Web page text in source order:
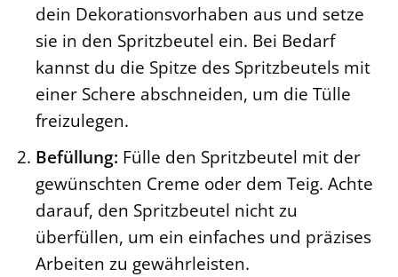
dein Dekorationsvorhaben aus und setze
sie in den Spritzbeutel ein. Bei Bedarf
kannst du die Spitze des Spritzbeutels mit
einer Schere abschneiden, um die Tülle
freizulegen.
Befüllung: Fülle den Spritzbeutel mit der
gewünschten Creme oder dem Teig. Achte
darauf, den Spritzbeutel nicht zu
überfüllen, um ein einfaches und präzises
Arbeiten zu gewährleisten.